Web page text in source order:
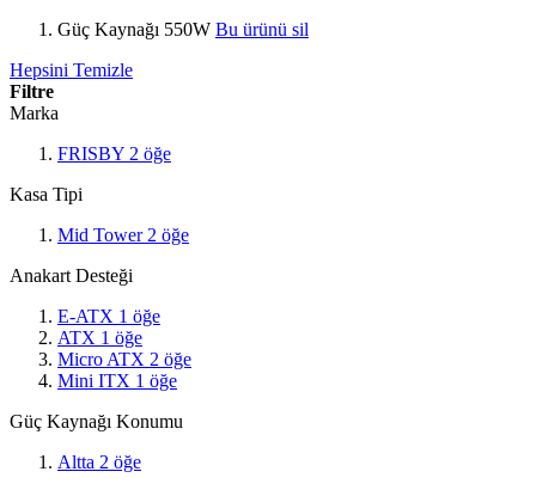
Güç Kaynağı 550W Bu ürünü sil
Hepsini Temizle
Filtre
Marka
FRISBY 2 öğe
Kasa Tipi
Mid Tower 2 öğe
Anakart Desteği
E-ATX 1 öğe
ATX 1 öğe
Micro ATX 2 öğe
Mini ITX 1 öğe
Güç Kaynağı Konumu
Altta 2 öğe